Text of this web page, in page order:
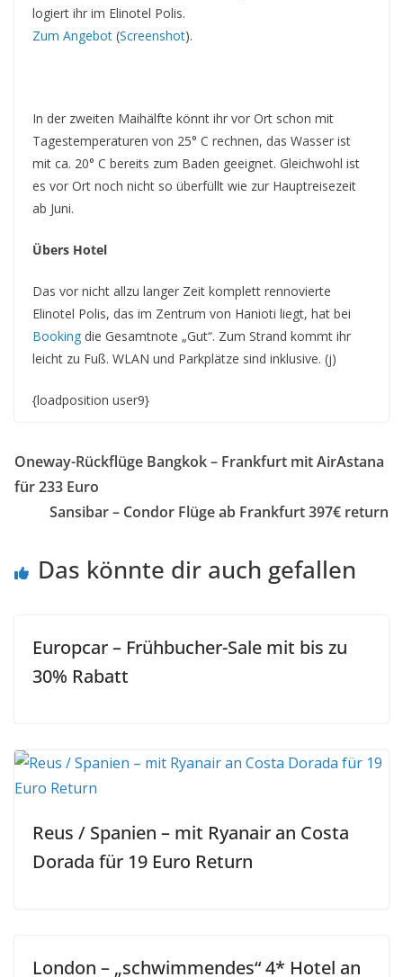
logiert ihr im Elinotel Polis.
Zum Angebot (Screenshot).
In der zweiten Maihälfte könnt ihr vor Ort schon mit
Tagestemperaturen von 25° C rechnen, das Wasser ist
mit ca. 20° C bereits zum Baden geeignet. Gleichwohl ist
es vor Ort noch nicht so überfüllt wie zur Hauptreisezeit
ab Juni.
Übers Hotel
Das vor nicht allzu langer Zeit komplett rennovierte
Elinotel Polis, das im Zentrum von Hanioti liegt, hat bei
Booking die Gesamtnote „Gut“. Zum Strand kommt ihr
leicht zu Fuß. WLAN und Parkplätze sind inklusive. (j)
{loadposition user9}
Oneway-Rückflüge Bangkok – Frankfurt mit AirAstana
für 233 Euro
Sansibar – Condor Flüge ab Frankfurt 397€ return
Das könnte dir auch gefallen
Europcar – Frühbucher-Sale mit bis zu
30% Rabatt
Reus / Spanien – mit Ryanair an Costa
Dorada für 19 Euro Return
London – „schwimmendes“ 4* Hotel an